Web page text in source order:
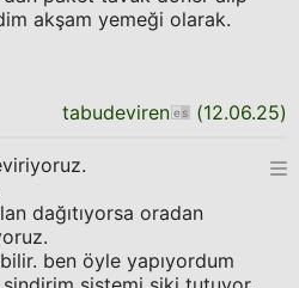
akşam yemeği olarak.
tabudeviren (12.06.25)
dağıtıyorsa oradan
ben öyle yapıyordum